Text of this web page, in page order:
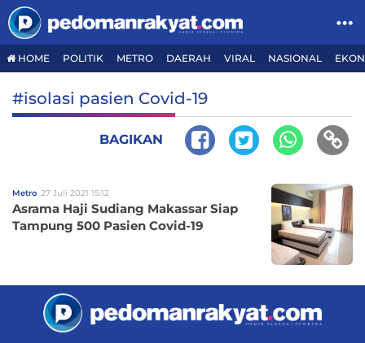
HOME POLITIK METRO DAERAH VIRAL NASIONAL
#isolasi pasien Covid-19
BAGIKAN
Metro 27 Juli 2021 15:12
Asrama Haji Sudiang Makassar Siap
Tampung 500 Pasien Covid-19